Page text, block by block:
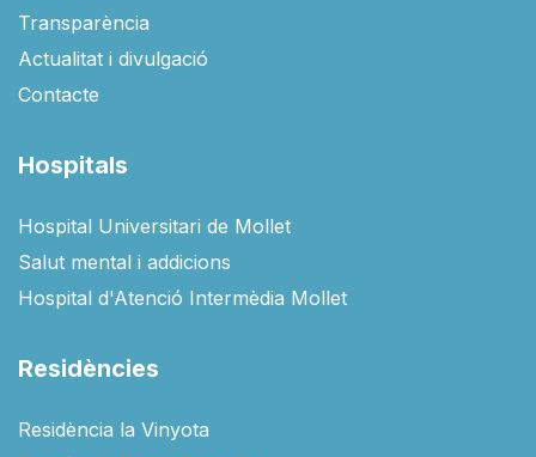
Transparència
Actualitat i divulgació
Contacte
Hospitals
Hospital Universitari de Mollet
Salut mental i addicions
Hospital d'Atenció Intermèdia Mollet
Residències
Residència la Vinyota